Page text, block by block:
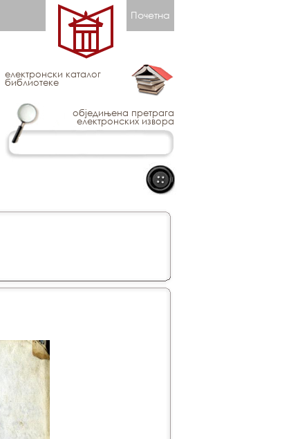
Почетна
електронски каталог
библиотеке
обједињена претрага
електронских извора